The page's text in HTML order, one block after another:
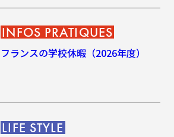
INFOS PRATIQUES
フランスの学校休暇（2026年度）
LIFE STYLE